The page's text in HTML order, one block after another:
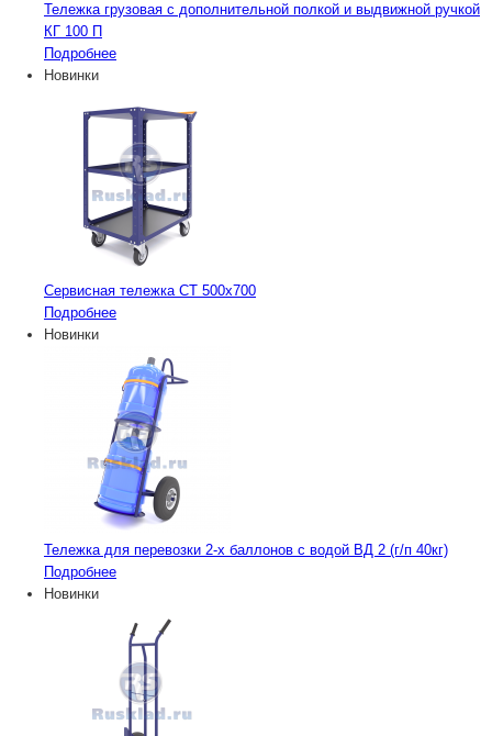
Тележка грузовая с дополнительной полкой и выдвижной ручкой
КГ 100 П
Подробнее
Новинки
Сервисная тележка СТ 500х700
Подробнее
Новинки
Тележка для перевозки 2-х баллонов с водой ВД 2 (г/п 40кг)
Подробнее
Новинки